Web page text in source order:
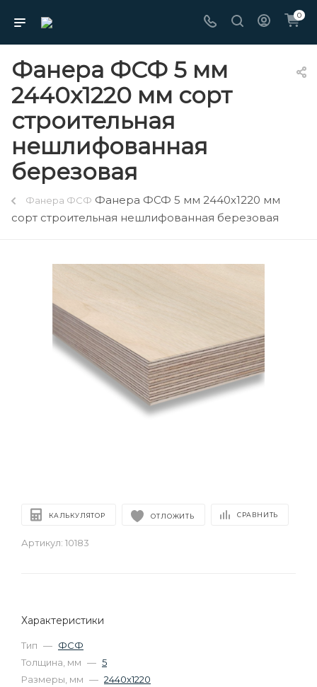
0
Фанера ФСФ 5 мм
2440х1220 мм сорт
строительная
нешлифованная
березовая
Фанера ФСФ Фанера ФСФ 5 мм 2440х1220 мм
сорт строительная нешлифованная березовая
КАЛЬКУЛЯТОР ОТЛОЖИТЬ СРАВНИТЬ
Артикул: 10183
Характеристики
Тип — ФСФ
Толщина, мм — 5
Размеры, мм — 2440х1220